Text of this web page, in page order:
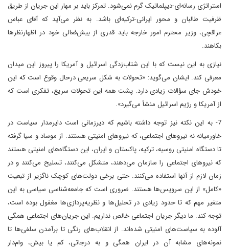
استراتژی رسانه‌ای-دیپلماتیک گرم نمی‌شود. تمرکز باید بر مهار این جریان از طریق
ظرفیت طالبان و محور ایرانی-ترکیه‌ای باشد. به نظر می‌آید که آقای عباس
عراقچی، وزیر محترم امور خارجه باید قدری از بیش‌فعالی خود در اظهارنظرها
بکاهند.
نیازی به این نیست که با این شتاب‌زدگی اسرائیل و آمریکا را پیروز این میدان
معرفی کند. ایشان می‌گوید: «تحولات به شکل سریعی در‌حال وقوع است که این
خودش جای سؤالات زیادی دارد. پشت همه این تحولات سریع، تفکری است که
از آمریکا و رژیم اسرائیل منشأ می‌گیرد».
7- به این نکته نیز توجه داشته باشیم که دیرزمانی است دایرمدار سیاست در
خاورمیانه نه نیروهای اجتماعی، که نیروهای امنیتی هستند. از موساد و سیا گرفته
تا دستگاه امنیتی روسیه، ترکیه، پاکستان و ایران، این دستگاه‌های امنیتی هستند
که نیروهای اجتماعی را سازمان می‌دهند، متشکل می‌کنند، تسلیح می‌کنند و در
زمان لازم از آنها استفاده می‌کنند. حتی برخی دولت‌های کوچک ناگزیر از تبعیت
«کامل» از این سرویس‌ها هستند. ضروری است که جامعه‌شناسی سیاسی به این
متغیر مهم که تا حدود زیادی در تحلیل‌ها و نظریه‌پردازی‌ها مغفول بوده است،
توجه کند. ما دیگر جریان اجتماعی خالص نداریم. این جریان‌های اجتماعی همگی
آلوده به سیاست‌های امنیتی شده‌اند. از انقلاب‌های رنگی تا برآمدن سلفی‌ها تا
نمونه‌های مشابه آن در ایران همگی و به درجاتی، کم یا بیش، وام‌دار